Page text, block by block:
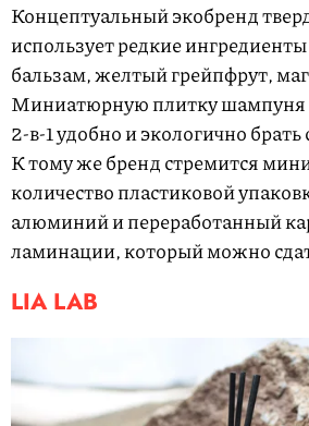
Концептуальный экобренд
использует редкие
бальзам, желтый грейпфрут,
Миниатюрную плитку шампуня
2-в-1 удобно и экологично брать
К тому же бренд стремится
количество пластиковой
алюминий и переработанный
ламинации, который можно
LIA LAB